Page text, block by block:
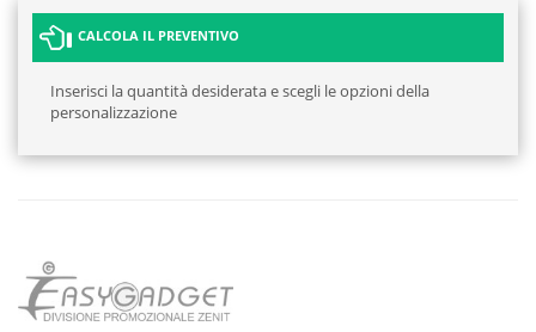
CALCOLA IL PREVENTIVO
Inserisci la quantità desiderata e scegli le opzioni della
personalizzazione